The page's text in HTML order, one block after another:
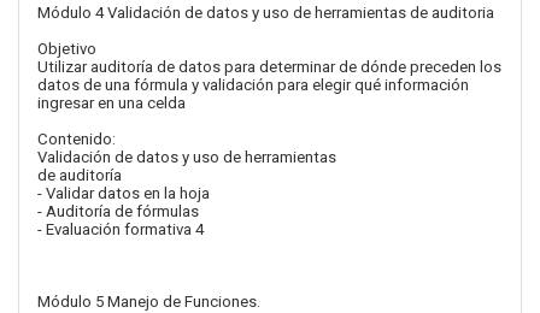
Módulo 4 Validación de datos y uso de herramientas de auditoria
Objetivo
Utilizar auditoría de datos para determinar de dónde preceden los
datos de una fórmula y validación para elegir qué información
ingresar en una celda
Contenido:
Validación de datos y uso de herramientas
de auditoría
- Validar datos en la hoja
- Auditoría de fórmulas
- Evaluación formativa 4
Módulo 5 Manejo de Funciones.